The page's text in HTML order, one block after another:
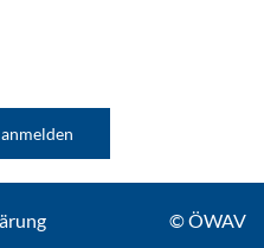
© ÖWAV